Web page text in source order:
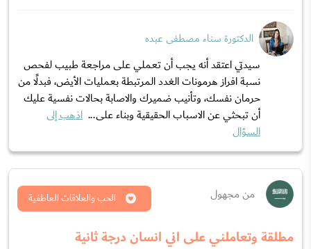
الدكتورة سناء مصطفى عبده
سيدتي اعتقد أنه يجب أن تعملي على مراجعة طبيب لفحص
نسبة افراز هرمونات الغدد المرتبطة بعمليات الأيض، فبدلًا من
حرمان نفسك، وتأنيب ضميرك والاصابة بحالات نفسية عليك
أن تبحثي عن الاسباب الحقيقية وبناء على... اذهب إلى
السؤال
من مجهول
مطلقة وتعاملني على اني انسان درجة ثانية
الحب والعلاقات العاطفية